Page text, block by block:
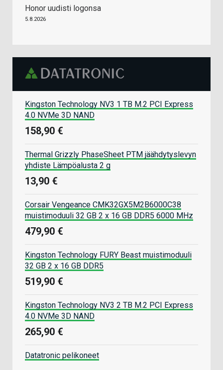
Honor uudisti logonsa
5.8.2026
Kingston Technology NV3 1 TB M.2 PCI Express
4.0 NVMe 3D NAND
158,90 €
Thermal Grizzly PhaseSheet PTM jäähdytyslevyn
yhdiste Lämpöalusta 2 g
13,90 €
Corsair Vengeance CMK32GX5M2B6000C38
muistimoduuli 32 GB 2 x 16 GB DDR5 6000 MHz
479,90 €
Kingston Technology FURY Beast muistimoduuli
32 GB 2 x 16 GB DDR5
519,90 €
Kingston Technology NV3 2 TB M.2 PCI Express
4.0 NVMe 3D NAND
265,90 €
Datatronic pelikoneet